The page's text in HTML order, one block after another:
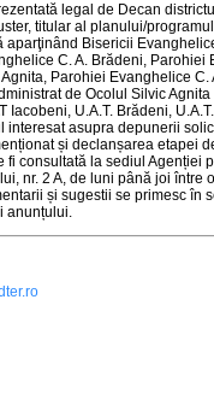
legal de Decan
titular al planului/
aparţinând Bisericii
C. A. Brădeni, Parohiei
Parohiei Evanghelice
de Ocolul Silvic Agnita
Iacobeni, U.A.T. Brădeni,
interesat asupra depunerii
și declanșarea etapei
fi consultată la sediul Agenției
nr. 2 A, de luni până joi
și sugestii se primesc în
anunțului.